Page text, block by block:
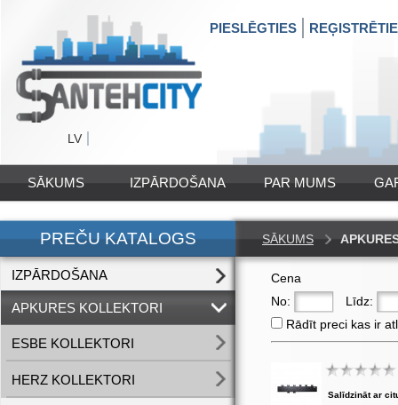
LV
PIESLĒGTIES
SĀKUMS IZPĀRDOŠANA PAR MUMS
PREČU KATALOGS
IZPĀRDOŠANA
APKURES KOLLEKTORI
ESBE KOLLEKTORI
HERZ KOLLEKTORI
SĀKUMS
Cena
No:
Līdz:
Rādīt preci kas ir
Salīdzināt ar